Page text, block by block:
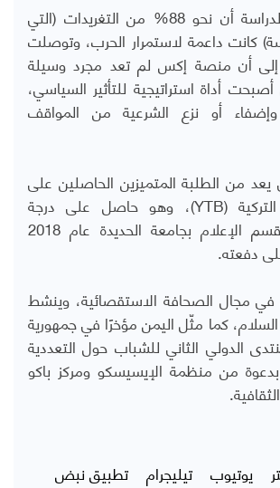
وكشفت نتائج الدراسة أن نحو 88% من التغريدات (التي
كانت داعمة لاستمرار الحرب، وتوصلت
إلى أن منصة إكس لم تعد مجرد وسيلة
أصبحت أداة استراتيجية للتأثير السياسي،
وإضفاء أو نزع الشرعية من المواقف
من الطلبة المتميزين الحاصلين على
(
YTB)، وهو حاصل على درجة
الليسانس من قسم الإعلام بجامعة الحديدة عام 2018
دفعته.
مجال الصحافة الاستقصائية، وينشط
كما مثّل اليمن مؤخرًا في جمهورية
الدولي الثاني للشباب حول التعددية
وذلك بدعوة من منظمة الإيسيسكو ومركز باكو
يوتيوب تيليجرام تطبيق نبض